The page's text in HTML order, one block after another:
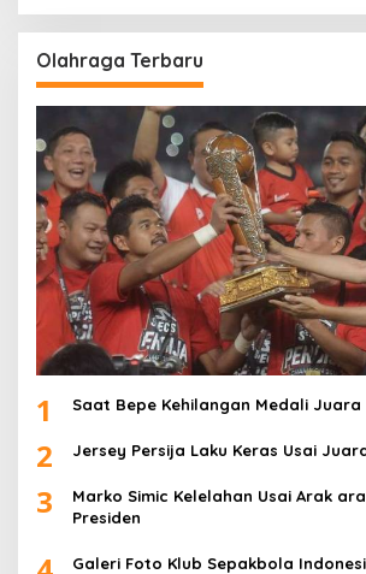
Olahraga Terbaru
1 Saat Bepe Kehilangan Medali Juara
2 Jersey Persija Laku Keras Usai
3
Marko Simic Kelelahan Usai Arak
Presiden
Galeri Foto Klub Sepakbola